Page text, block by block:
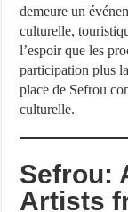
demeure un
culturelle,
l’espoir que les
participation plus
place de Sefrou
culturelle.
Sefrou:
Artists